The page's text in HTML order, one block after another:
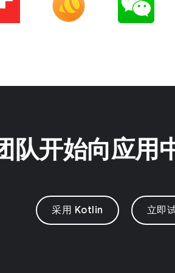
队开始向应用
采用 Kotlin 立即